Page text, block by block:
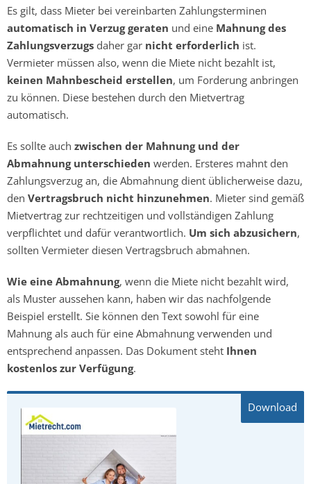
Es gilt, dass Mieter bei vereinbarten Zahlungsterminen
automatisch in Verzug geraten und eine Mahnung des
Zahlungsverzugs daher gar nicht erforderlich ist.
Vermieter müssen also, wenn die Miete nicht bezahlt ist,
keinen Mahnbescheid erstellen, um Forderung anbringen
zu können. Diese bestehen durch den Mietvertrag
automatisch.
Es sollte auch zwischen der Mahnung und der
Abmahnung unterschieden werden. Ersteres mahnt den
Zahlungsverzug an, die Abmahnung dient üblicherweise dazu,
den Vertragsbruch nicht hinzunehmen. Mieter sind gemäß
Mietvertrag zur rechtzeitigen und vollständigen Zahlung
verpflichtet und dafür verantwortlich. Um sich abzusichern,
sollten Vermieter diesen Vertragsbruch abmahnen.
Wie eine Abmahnung, wenn die Miete nicht bezahlt wird,
als Muster aussehen kann, haben wir das nachfolgende
Beispiel erstellt. Sie können den Text sowohl für eine
Mahnung als auch für eine Abmahnung verwenden und
entsprechend anpassen. Das Dokument steht Ihnen
kostenlos zur Verfügung.